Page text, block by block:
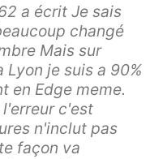
a écrit Je sais
changé
Mais sur
je suis a 90%
en Edge meme.
c'est
n'inclut pas
façon va